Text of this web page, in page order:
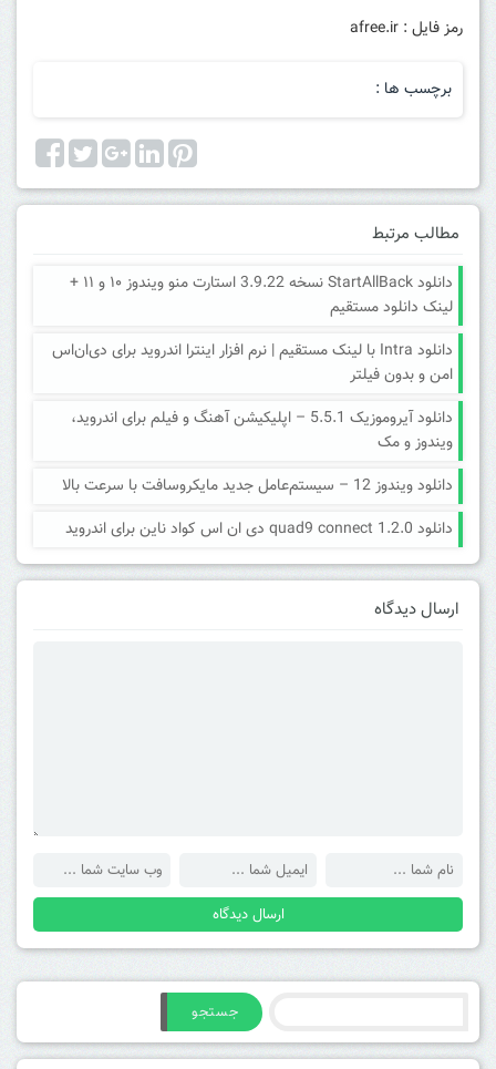
رمز فایل : afree.ir
برچسب ها :
مطالب مرتبط
دانلود StartAllBack نسخه 3.9.22 استارت منو ویندوز ۱۰ و ۱۱ +
لینک دانلود مستقیم
دانلود Intra با لینک مستقیم | نرم افزار اینترا اندروید برای دی‌ان‌اس
امن و بدون فیلتر
دانلود آیروموزیک 5.5.1 – اپلیکیشن آهنگ و فیلم برای اندروید،
ویندوز و مک
دانلود ویندوز 12 – سیستم‌عامل جدید مایکروسافت با سرعت بالا
دانلود quad9 connect 1.2.0 دی ان اس کواد ناین برای اندروید
ارسال دیدگاه
جستجو